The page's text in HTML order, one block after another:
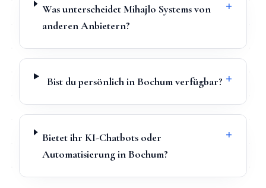
Was unterscheidet Mihajlo Systems von
anderen Anbietern?
+
Bist du persönlich in Bochum verfügbar? +
Bietet ihr KI-Chatbots oder
Automatisierung in Bochum?
+